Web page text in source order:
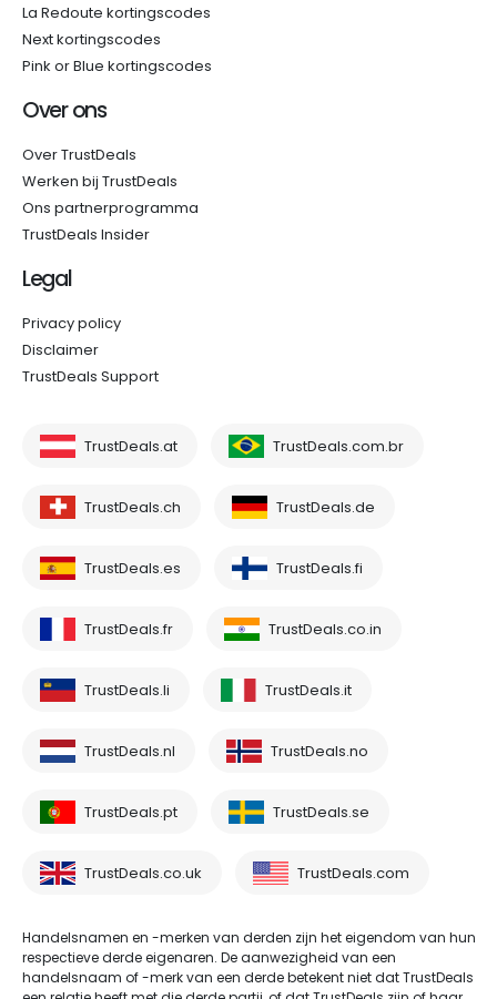
La Redoute kortingscodes
Next kortingscodes
Pink or Blue kortingscodes
Over ons
Over TrustDeals
Werken bij TrustDeals
Ons partnerprogramma
TrustDeals Insider
Legal
Privacy policy
Disclaimer
TrustDeals Support
TrustDeals.at TrustDeals.com.br
TrustDeals.ch TrustDeals.de
TrustDeals.es TrustDeals.fi
TrustDeals.fr TrustDeals.co.in
TrustDeals.li TrustDeals.it
TrustDeals.nl TrustDeals.no
TrustDeals.pt TrustDeals.se
TrustDeals.co.uk TrustDeals.com
Handelsnamen en -merken van derden zijn het eigendom van hun
respectieve derde eigenaren. De aanwezigheid van een
handelsnaam of -merk van een derde betekent niet dat TrustDeals